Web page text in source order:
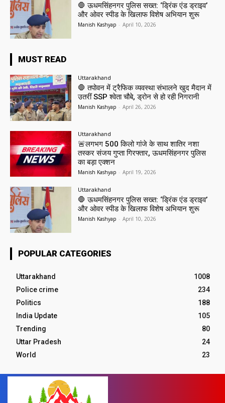
🛑 ऊधमसिंहनगर पुलिस सख्त: ‘ड्रिंक एंड ड्राइव’
और ओवर स्पीड के खिलाफ विशेष अभियान शुरू
Manish Kashyap - April 10, 2026
MUST READ
Uttarakhand
🛑 तपोवन में ट्रैफिक व्यवस्था संभालने खुद मैदान में
उतरीं SSP श्वेता चौबे, ड्रोन से हो रही निगरानी
Manish Kashyap - April 26, 2026
Uttarakhand
🚨लगभग 500 किलो गांजे के साथ शातिर नशा
तस्कर संजय गुप्ता गिरफ्तार, ऊधमसिंहनगर पुलिस
का बड़ा एक्शन
Manish Kashyap - April 19, 2026
Uttarakhand
🛑 ऊधमसिंहनगर पुलिस सख्त: ‘ड्रिंक एंड ड्राइव’
और ओवर स्पीड के खिलाफ विशेष अभियान शुरू
Manish Kashyap - April 10, 2026
POPULAR CATEGORIES
Uttarakhand
1008
Police crime
234
Politics
188
India Update
105
Trending
80
Uttar Pradesh
24
World
23